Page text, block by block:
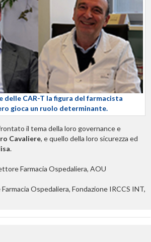
delle CAR-T la figura del farmacista
gioca un ruolo determinante.
il tema della loro governance e
Cavaliere, e quello della loro sicurezza ed
.
Farmacia Ospedaliera, AOU
Ospedaliera, Fondazione IRCCS INT,